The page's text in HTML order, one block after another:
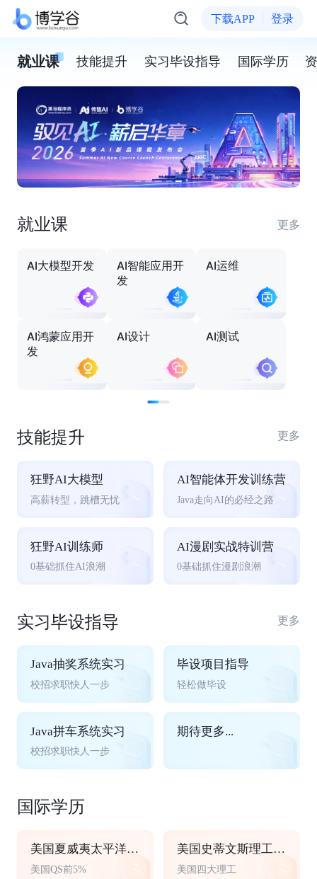
下载APP 登录
就业课 技能提升 实习毕设指导 国际学历
就业课 更多
AI大模型开发
AI智能应用开
发
AI运维
AI鸿蒙应用开
发
AI设计 AI测试
技能提升 更多
狂野AI大模型
高薪转型，跳槽无忧
AI智能体开发训练营
Java走向AI的必经之路
狂野AI训练师
0基础抓住AI浪潮
AI漫剧实战特训营
0基础抓住漫剧浪潮
实习毕设指导 更多
Java抽奖系统实习
校招求职快人一步
毕设项目指导
轻松做毕设
Java拼车系统实习
校招求职快人一步
期待更多...
国际学历
美国夏威夷太平洋大学
美国QS前5%
美国史蒂文斯理工学院
美国四大理工